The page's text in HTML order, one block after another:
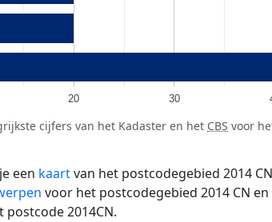
20 30
cijfers van het Kadaster en het CBS voor
een kaartvan het postcodegebied 2014
voor het postcodegebied 2014 CN
postcode 2014CN.